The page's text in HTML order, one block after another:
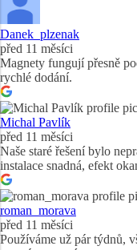
Danek_plzenak
před 11 měsíci
Magnety fungují přesně
rychlé dodání.
Michal Pavlík
před 11 měsíci
Naše staré řešení bylo
instalace snadná, efekt
roman_morava
před 11 měsíci
Používáme už pár týdnů,